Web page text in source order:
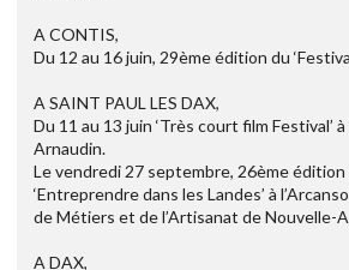
A CONTIS,
Du 12 au 16 juin, 29ème édition du
A SAINT PAUL LES DAX,
Du 11 au 13 juin ‘Très court film Festival’ à
Arnaudin.
Le vendredi 27 septembre, 26ème édition
‘Entreprendre dans les Landes’ à
de Métiers et de l’Artisanat de Nouvelle-
A DAX,